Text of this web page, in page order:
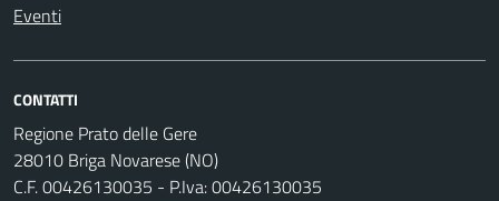
Eventi
CONTATTI
Regione Prato delle Gere
28010 Briga Novarese (NO)
C.F. 00426130035 - P.Iva: 00426130035